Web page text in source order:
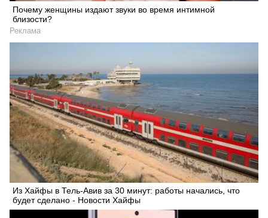
Почему женщины издают звуки во время интимной
близости?
Реклама
Из Хайфы в Тель-Авив за 30 минут: работы начались, что
будет сделано - Новости Хайфы